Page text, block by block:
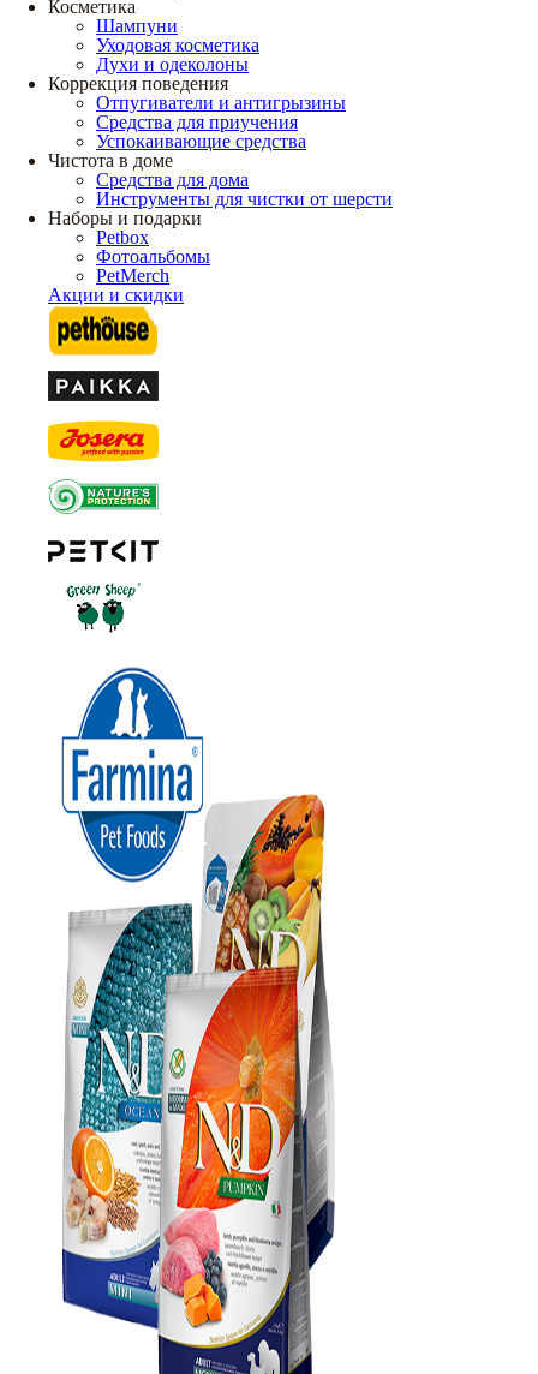
Косметика
Шампуни
Уходовая косметика
Духи и одеколоны
Коррекция поведения
Отпугиватели и антигрызины
Средства для приучения
Успокаивающие средства
Чистота в доме
Средства для дома
Инструменты для чистки от шерсти
Наборы и подарки
Petbox
Фотоальбомы
PetMerch
Акции и скидки